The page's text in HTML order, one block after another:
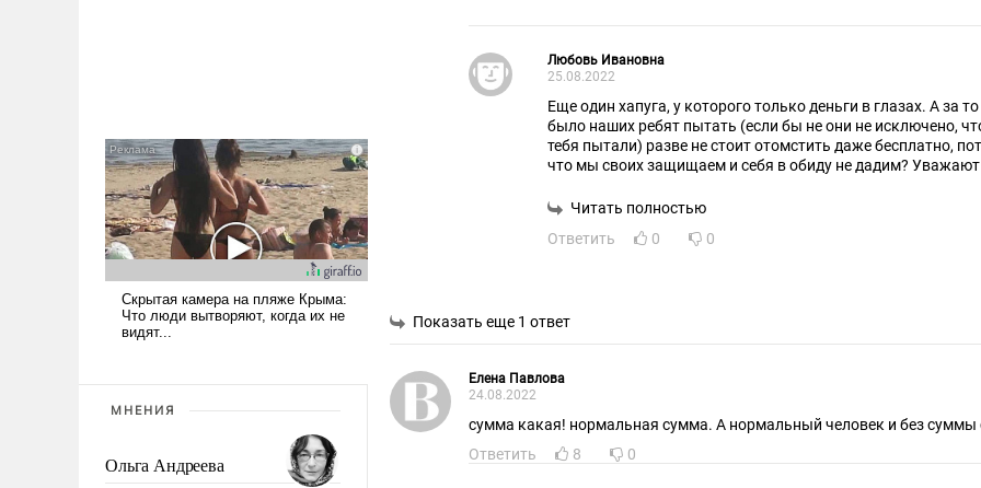
МНЕНИЯ
Ольга Андреева
Любовь Ивановна
25.08.2022
Еще один хапуга, у которого только деньги в глазах. А за
было наших ребят пытать (если бы не они не исключено,
тебя пытали) разве не стоит отомстить даже бесплатно,
что мы своих защищаем и себя в обиду не дадим? Уважают
таких уничтожать. Не надо быть иудами, которые
бабло, бабло подавай. А как с самоуважением?! Оно ничего
Читать полностью
Ответить
0 0
Показать еще 1 ответ
Елена Павлова
24.08.2022
сумма какая! нормальная сумма. А нормальный человек и без суммы
Ответить
8 0